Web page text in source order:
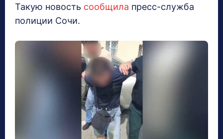
Такую новость сообщила пресс-служба
полиции Сочи.